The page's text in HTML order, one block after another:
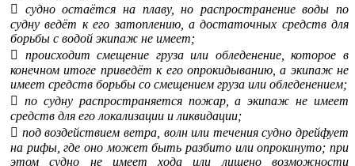

судно остаётся на плаву, но распространение воды по
судну ведёт к его затоплению, а достаточных средств для
борьбы с водой экипаж не имеет;

происходит смещение груза или обледенение, которое в
конечном итоге приведёт к его опрокидыванию, а экипаж не
имеет средств борьбы со смещением груза или обледенением;
 по судну распространяется пожар, а экипаж не имеет
средств для его локализации и ликвидации;
 под воздействием ветра, волн или течения судно дрейфует
на рифы, где оно может быть разбито или опрокинуто; при
этом судно не имеет хода или лишено возможности